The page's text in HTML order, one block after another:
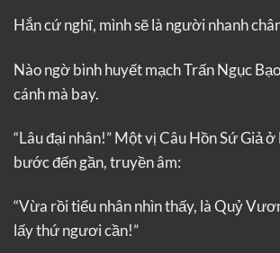
Hắn cứ nghĩ, mình sẽ là người nhanh
Nào ngờ bình huyết mạch Trấn Ngục
cánh mà bay.
“Lâu đại nhân!” Một vị Câu Hồn Sứ Giả
bước đến gần, truyền âm:
“Vừa rồi tiểu nhân nhìn thấy, là Quỷ
lấy thứ ngươi cần!”